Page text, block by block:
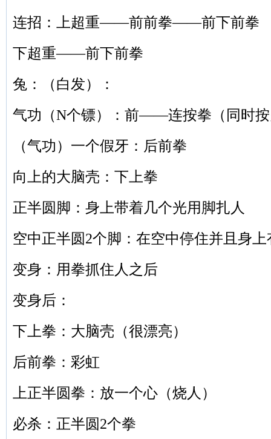
连招：上超重——前前拳——前下前拳
下超重——前下前拳
兔：（白发）：
气功（N个镖）：前——连按拳（同时
（气功）一个假牙：后前拳
向上的大脑壳：下上拳
正半圆脚：身上带着几个光用脚扎人
空中正半圆2个脚：在空中停住并且身上
变身：用拳抓住人之后
变身后：
下上拳：大脑壳（很漂亮）
后前拳：彩虹
上正半圆拳：放一个心（烧人）
必杀：正半圆2个拳